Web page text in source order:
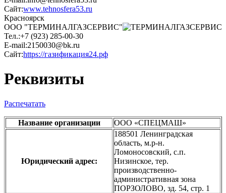
Сайт:www.tehnosfera53.ru
Красноярск
ООО "ТЕРМИНАЛГАЗСЕРВИС"
Тел.:+7 (923) 285-00-30
E-mail:2150030@bk.ru
Сайт:https://газификация24.рф
Реквизиты
Распечатать
Название организации ООО «СПЕЦМАШ»
Юридический адрес:
188501 Ленинградская
область, м.р-н.
Ломоносовский, с.п.
Низинское, тер.
производственно-
административная зона
ПОРЗОЛОВО, зд. 54, стр. 1